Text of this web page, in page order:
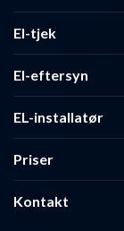
El-tjek
El-eftersyn
EL-installatør
Priser
Kontakt